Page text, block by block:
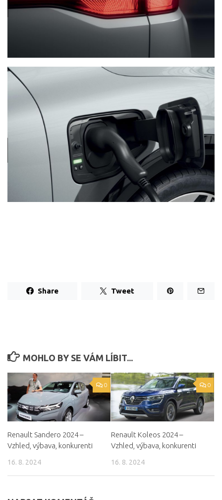
Share Tweet
MOHLO BY SE VÁM LÍBIT...
0
Renault Sandero 2024 –
Vzhled, výbava, konkurenti
16. 8. 2024
0
Renault Koleos 2024 –
Vzhled, výbava, konkurenti
16. 8. 2024